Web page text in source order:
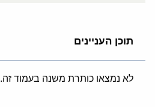
תוכן העניינים
לא נמצאו כותרת משנה בעמוד זה.